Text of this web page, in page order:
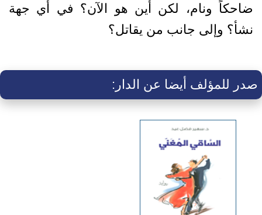
ضاحكاً ونام، لكن أين هو الآن؟ في أي جهة
نشأ؟ وإلى جانب من يقاتل؟
صدر للمؤلف أيضا عن الدار: